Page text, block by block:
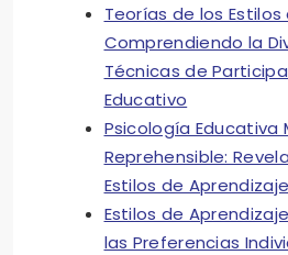
Teorías de los
Comprendiendo la
Técnicas de
Educativo
Psicología Educativa
Reprehensible:
Estilos de
Estilos de
las Preferencias